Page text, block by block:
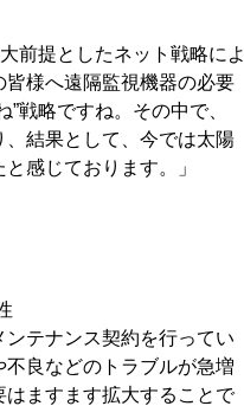
前提としたネット戦略によ
様へ遠隔監視機器の必要
戦略ですね。その中で、
結果として、今では太陽
感じております。」
テナンス契約を行ってい
良などのトラブルが急増
ますます拡大することで